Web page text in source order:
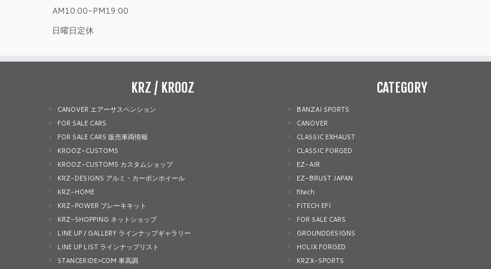
AM10:00-PM19:00
日曜日定休
KRZ / KROOZ
CANOVER エアーサスペンション
FOR SALE CARS
FOR SALE CARS 販売車両情報
KROOZ-CUSTOMS
KROOZ-CUSTOMS カスタムショップ
KRZ-DESIGNS アルミ・カーボンホイール
KRZ-HOME
KRZ-POWER ブレーキキット
KRZ-SHOPPING ネットショップ
LINE UP / GALLERY ラインナップギャラリー
LINE UP LIST ラインナップリスト
STANCERIDE>COM 車高調
CATEGORY
BANZAI SPORTS
CANOVER
CLASSIC EXHAUST
CLASSIC FORGED
EZ-AIR
EZ-BRUST JAPAN
fitech
FITECH EFI
FOR SALE CARS
GROUNDDESIGNS
HOLIX FORGED
KRZX-SPORTS